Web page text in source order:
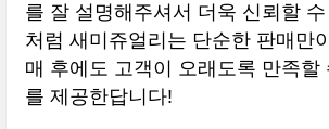
를 잘 설명해주셔서 더욱 신뢰할 수
처럼 새미쥬얼리는 단순한 판매만
매 후에도 고객이 오래도록 만족할
를 제공한답니다!